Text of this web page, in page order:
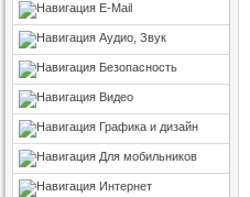
E-Mail
Аудио, Звук
Безопасность
Видео
Графика и дизайн
Для мобильников
Интернет